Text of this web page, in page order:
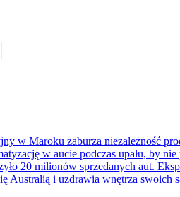
w Maroku zaburza niezależność
w aucie podczas upału, by
20 milionów sprzedanych aut.
Australią i uzdrawia wnętrza swoich